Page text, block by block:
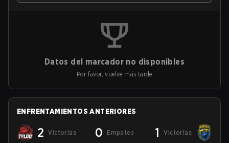
Datos del marcador no disponibles
Por favor, vuelve más tarde
ENFRENTAMIENTOS ANTERIORES
2 Victorias 0 Empates 1 Victorias